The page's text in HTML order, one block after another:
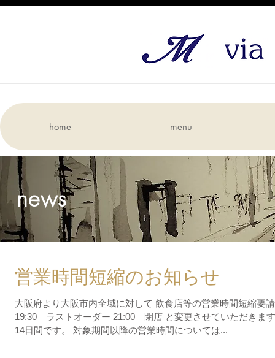
home menu
news
営業時間短縮のお知らせ
大阪府より大阪市内全域に対して 飲食店等の営業時間短縮要
19:30 ラストオーダー 21:00 閉店 と変更させていただきま
14日間です。 対象期間以降の営業時間については...